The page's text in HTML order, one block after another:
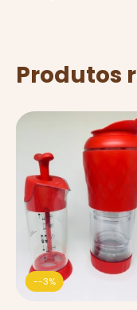
Produtos
--3%